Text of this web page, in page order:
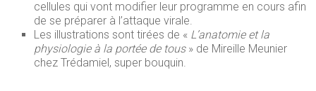
cellules qui vont modifier leur programme en cours afin
de se préparer à l’attaque virale.
Les illustrations sont tirées de « L’anatomie et la
physiologie à la portée de tous» de Mireille Meunier
chez Trédamiel, super bouquin.